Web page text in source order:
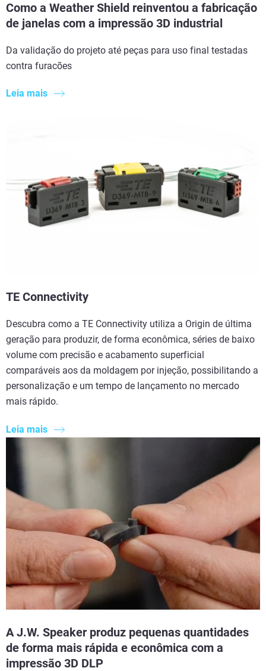
Como a Weather Shield reinventou a fabricação
de janelas com a impressão 3D industrial
Da validação do projeto até peças para uso final testadas
contra furacões
Leia mais
TE Connectivity
Descubra como a TE Connectivity utiliza a Origin de última
geração para produzir, de forma econômica, séries de baixo
volume com precisão e acabamento superficial
comparáveis aos da moldagem por injeção, possibilitando a
personalização e um tempo de lançamento no mercado
mais rápido.
Leia mais
A J.W. Speaker produz pequenas quantidades
de forma mais rápida e econômica com a
impressão 3D DLP